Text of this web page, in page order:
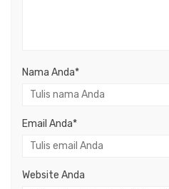
Nama Anda*
Email Anda*
Website Anda